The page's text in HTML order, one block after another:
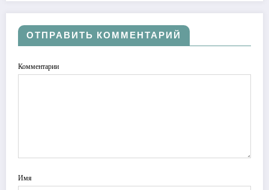
ОТПРАВИТЬ КОММЕНТАРИЙ
Комментарии
Имя